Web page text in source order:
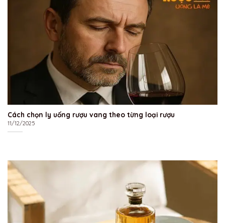
Cách chọn ly uống rượu vang theo từng loại rượu
11/12/2025